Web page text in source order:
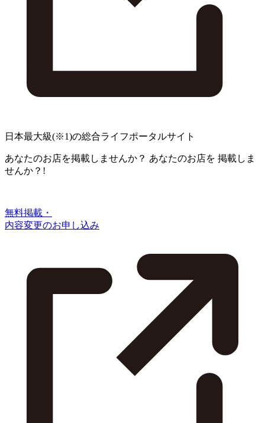
日本最大級(※1)の総合ライフポータルサイト
あなたのお店を掲載しませんか？ あなたのお店を 掲載しま
せんか？!
無料掲載・
内容変更のお申し込み